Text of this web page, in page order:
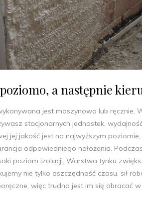
a następnie
jest maszynowo lub ręcznie.
stacjonarnych jednostek,
jej jakość jest na najwyższym
odpowiedniego nałożenia.
poziom izolacji. Warstwa tynku
nie tylko oszczędność czasu, sił
więc trudno jest im się obracać